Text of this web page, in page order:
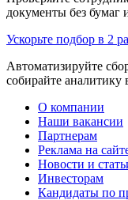
документы без бумаг
Ускорьте подбор в 2
Автоматизируйте
собирайте аналитику
О компании
Наши вакансии
Партнерам
Реклама на
Новости и
Инвесторам
Кандидаты по